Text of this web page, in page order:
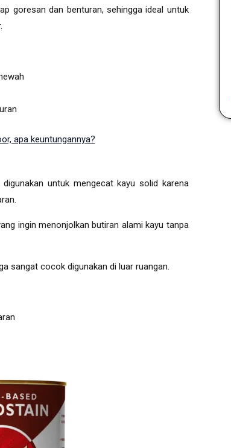
goresan dan benturan, sehingga ideal untuk
apa keuntungannya?
untuk mengecat kayu solid karena
ingin menonjolkan butiran alami kayu tanpa
sangat cocok digunakan di luar ruangan.